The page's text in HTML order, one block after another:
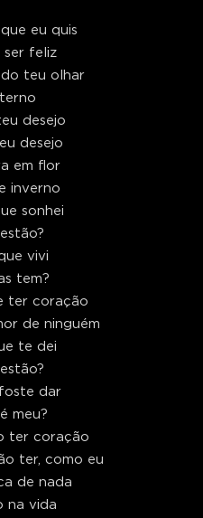
eu quis
feliz
teu olhar
desejo
desejo
em flor
inverno
sonhei
vivi
tem?
ter coração
de ninguém
te dei
dar
meu?
ter coração
ter, como eu
de nada
na vida